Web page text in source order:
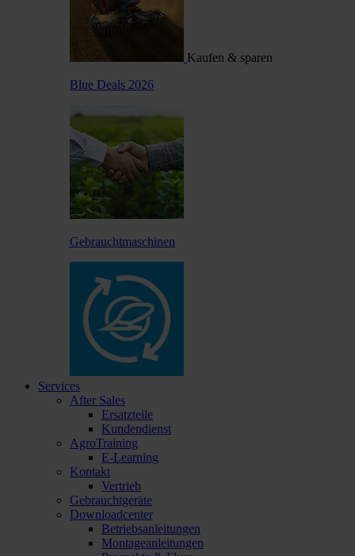
Kaufen & sparen
Blue Deals 2026
Gebrauchtmaschinen
Services
After Sales
Ersatzteile
Kundendienst
AgroTraining
E-Learning
Kontakt
Vertrieb
Gebrauchtgeräte
Downloadcenter
Betriebsanleitungen
Montageanleitungen